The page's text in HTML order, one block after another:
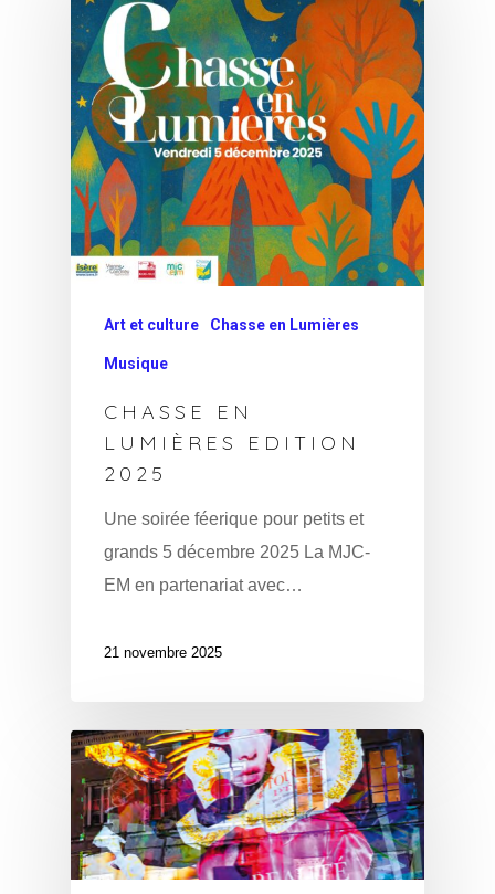
Art et culture Chasse en Lumières
Musique
CHASSE EN
LUMIÈRES EDITION
2025
Une soirée féerique pour petits et
grands 5 décembre 2025 La MJC-
EM en partenariat avec…
21 novembre 2025